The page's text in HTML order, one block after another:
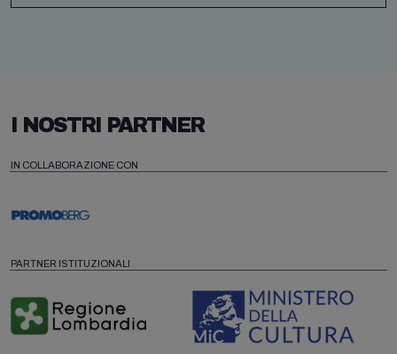
I NOSTRI PARTNER
IN COLLABORAZIONE CON
PARTNER ISTITUZIONALI